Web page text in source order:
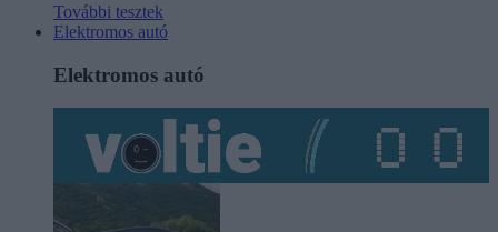
További tesztek
Elektromos autó
Elektromos autó